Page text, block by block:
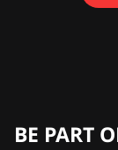
BE PART